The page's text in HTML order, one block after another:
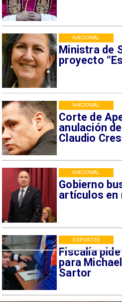
Ministra de
proyecto
NACIONAL
Corte de
anulación
Claudio
NACIONAL
Gobierno
artículos en
NACIONAL
Fiscalía
para
Sartor
DEPORTES